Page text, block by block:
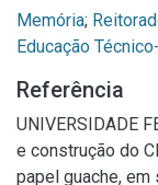
Memória;
Educação
Referência
UNIVERSIDADE
e construção do
papel guache, em